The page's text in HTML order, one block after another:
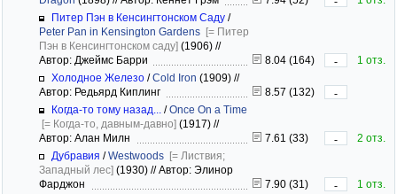
Питер Пэн в Кенсингтонском Саду /
Peter Pan in Kensington Gardens [= Питер
Пэн в Кенсингтонском саду] (1906) //
Автор: Джеймс Барри
8.04 (164) -
1 отз.
Холодное Железо /Cold Iron (1909) //
Автор: Редьярд Киплинг
8.57 (132)
-
Когда-то тому назад...
/Once On a Time
[= Когда-то, давным-давно] (1917) //
Автор: Алан Милн
7.61 (33) -
2 отз.
Дубравия /Westwoods [= Листвия;
Западный лес] (1930) //Автор: Элинор
Фарджон
7.90 (31) -
1 отз.